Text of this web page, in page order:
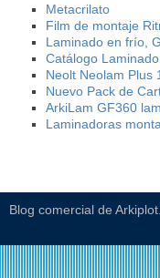
Metacrilato
Film de montaje
Laminado en frío,
Catálogo
Neolt Neolam Plus
Nuevo Pack de
ArkiLam GF360
Laminadoras
Blog comercial de